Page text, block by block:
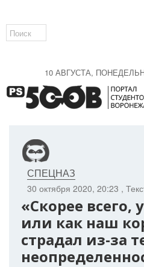
10 АВГУСТА,
30 октября 2020, 20:23 ,
СПЕЦНАЗ
«Скорее всего,
или как наш
страдал из-за